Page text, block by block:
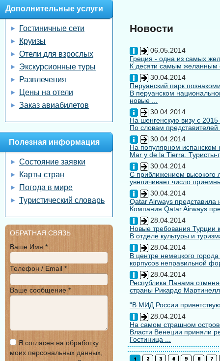
Новости
06.05.2014
Греция - одна из самых
К десяти самым желанным
30.04.2014
Перуанский парк
В перуанском
новые ...
30.04.2014
На шенгенскую визу с 2015
По словам
30.04.2014
На популярном испанском
Mar y de la Tierra. Туристы-
30.04.2014
С приближением высокого
увеличивает число
30.04.2014
Qatar Airways
Компания Qatar Airways
28.04.2014
Новые требования Турции
В отделе культуры и
28.04.2014
В центре немецкого
корпусов неправильной
28.04.2014
Республика Панама
страны Рикардо
"В МИД России
28.04.2014
На самом страшном
Власти Венеции приняли
Гостиница ...
Дополнительные услуги
Гостиничные сети
Круизы
Отели для взрослых
Экскурсионные туры
Развлечения
Цены на отели
Заказ авиабилетов
Полезная информация
Состояние заявки
Карты стран
Погода в мире
Туристический словарь
ОБРАТНАЯ СВЯЗЬ
Ваше Имя *
Телефон / Email *
Ваше сообщение *
Я согласен на обработку
моих персональных данных,